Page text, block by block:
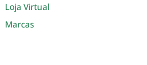
Loja Virtual
Marcas